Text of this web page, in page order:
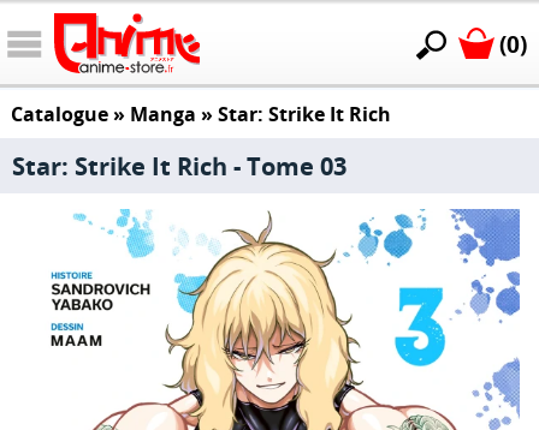
(0)
Catalogue» Manga » Star: Strike It Rich
Star: Strike It Rich - Tome 03